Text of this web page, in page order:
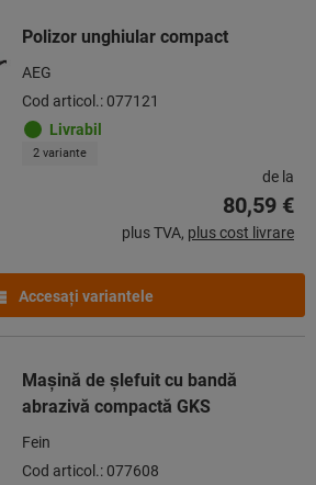
Polizor unghiular compact
AEG
Cod articol.: 077121
Livrabil
2 variante
de la
80,59 €
plus TVA, plus cost livrare
Accesaţi variantele
Maşină de şlefuit cu bandă
abrazivă compactă GKS
Fein
Cod articol.: 077608